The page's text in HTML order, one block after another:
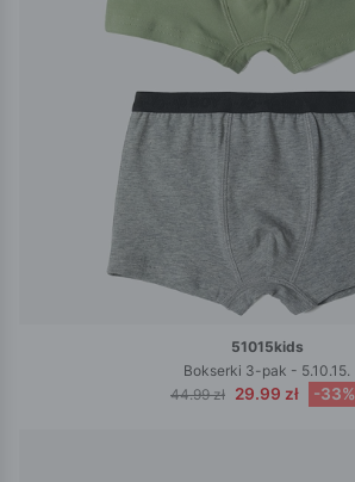
51015kids
Bokserki 3-pak - 5.10.15.
44.99 zł 29.99 zł -33%